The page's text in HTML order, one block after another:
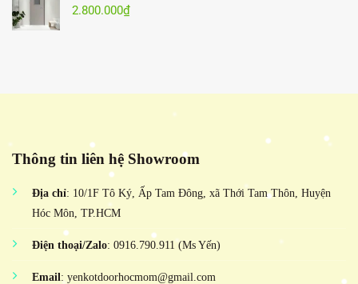
2.800.000₫
Thông tin liên hệ Showroom
Địa chỉ: 10/1F Tô Ký, Ấp Tam Đông, xã Thới Tam Thôn, Huyện
Hóc Môn, TP.HCM
Điện thoại/Zalo: 0916.790.911 (Ms Yến)
Email: yenkotdoorhocmom@gmail.com